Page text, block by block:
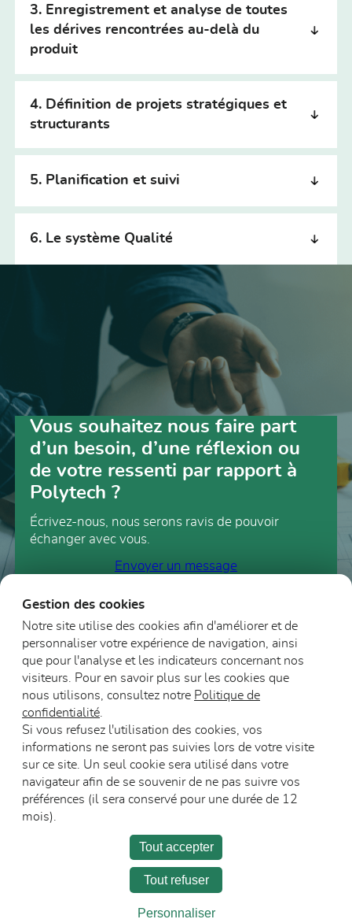
3. Enregistrement et analyse de toutes
les dérives rencontrées au-delà du
produit
4. Définition de projets stratégiques et
structurants
5. Planification et suivi
6. Le système Qualité
Vous souhaitez nous faire part
d’un besoin, d’une réflexion ou
de votre ressenti par rapport à
Polytech ?
Écrivez-nous, nous serons ravis de pouvoir
échanger avec vous.
Envoyer un message
CarrièreEspace Presse
Recevoir les communications
Gestion des cookies
Notre site utilise des cookies afin d'améliorer et de
personnaliser votre expérience de navigation, ainsi
que pour l'analyse et les indicateurs concernant nos
visiteurs. Pour en savoir plus sur les cookies que
nous utilisons, consultez notre Politique de
confidentialité
Si vous refusez l'utilisation des cookies, vos
informations ne seront pas suivies lors de votre visite
sur ce site. Un seul cookie sera utilisé dans votre
navigateur afin de se souvenir de ne pas suivre vos
préférences (il sera conservé pour une durée de 12
mois).
Tout accepter
Tout refuser
Personnaliser